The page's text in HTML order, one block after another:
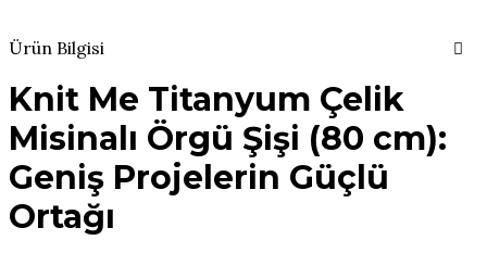
Ürün Bilgisi
Knit Me Titanyum Çelik
Misinalı Örgü Şişi (80 cm):
Geniş Projelerin Güçlü
Ortağı